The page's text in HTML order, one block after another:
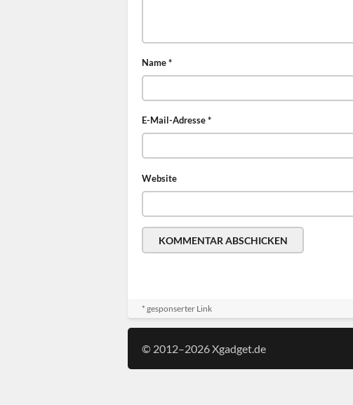
Name*
E-Mail-Adresse*
Website
* gesponserter Link
© 2012–2026 Xgadget.de